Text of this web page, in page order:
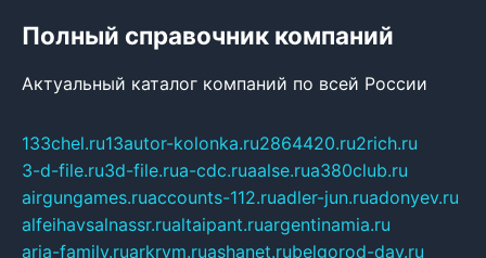
Полный справочник компаний
Актуальный каталог компаний по всей России
133chel.ru13autor-kolonka.ru2864420.ru2rich.ru
3-d-file.ru3d-file.rua-cdc.ruaalse.rua380club.ru
airgungames.ruaccounts-112.ruadler-jun.ruadonyev.ru
alfeihavsalnassr.rualtaipant.ruargentinamia.ru
aria-family.ruarkrym.ruashanet.rubelgorod-day.ru